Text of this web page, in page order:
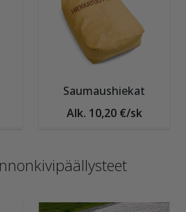
Saumaushiekat
Alk. 10,20 €/sk